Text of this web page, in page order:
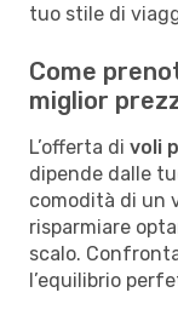
tuo stile di
Come
miglior
L’offerta di voli
dipende dalle
comodità di un
risparmiare
scalo.
l’equilibrio